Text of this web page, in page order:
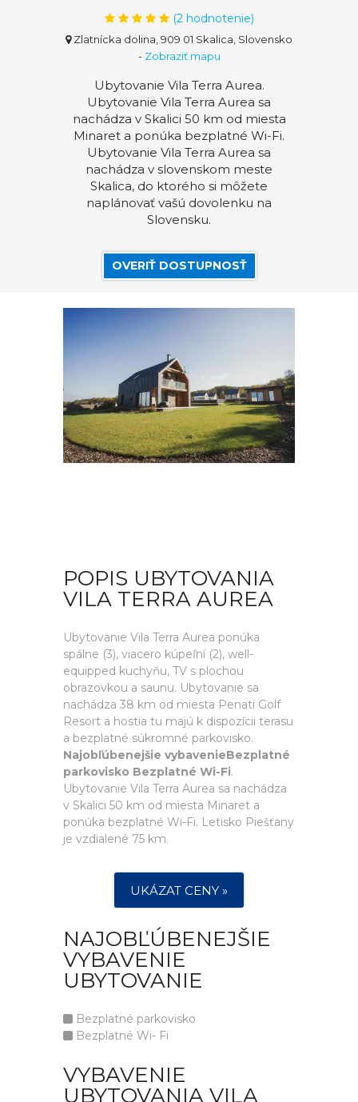
(2hodnotenie)
Zlatnícka dolina, 909 01 Skalica, Slovensko
- Zobraziť mapu
Ubytovanie Vila Terra Aurea.
Ubytovanie Vila Terra Aurea sa
nachádza v Skalici 50 km od miesta
Minaret a ponúka bezplatné Wi-Fi.
Ubytovanie Vila Terra Aurea sa
nachádza v slovenskom meste
Skalica, do ktorého si môžete
naplánovať vašú dovolenku na
Slovensku.
OVERIŤ DOSTUPNOSŤ
POPIS UBYTOVANIA
VILA TERRA AUREA
Ubytovanie Vila Terra Aurea ponúka
spálne (3), viacero kúpeľní (2), well-
equipped kuchyňu, TV s plochou
obrazovkou a saunu. Ubytovanie sa
nachádza 38 km od miesta Penati Golf
Resort a hostia tu majú k dispozícii terasu
a bezplatné súkromné parkovisko.
Najobľúbenejšie vybavenieBezplatné
parkovisko Bezplatné Wi-Fi.
Ubytovanie Vila Terra Aurea sa nachádza
v Skalici 50 km od miesta Minaret a
ponúka bezplatné Wi-Fi. Letisko Piešťany
je vzdialené 75 km.
UKÁZAT CENY »
NAJOBĽÚBENEJŠIE
VYBAVENIE
UBYTOVANIE
Bezplatné parkovisko
Bezplatné Wi- Fi
VYBAVENIE
UBYTOVANIA VILA